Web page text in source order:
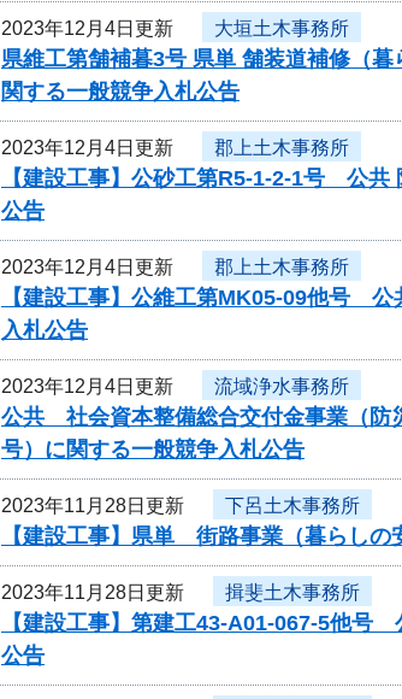
2023年12月4日更新 大垣土木事務所
県維工第舗補暮3号 県単 舗装道補修（
関する一般競争入札公告
2023年12月4日更新 郡上土木事務所
【建設工事】公砂工第R5-1-2-1号 公共
公告
2023年12月4日更新 郡上土木事務所
【建設工事】公維工第MK05-09他号
入札公告
2023年12月4日更新 流域浄水事務所
公共 社会資本整備総合交付金事業（防
号）に関する一般競争入札公告
2023年11月28日更新 下呂土木事務所
【建設工事】県単 街路事業（暮らしの
2023年11月28日更新 揖斐土木事務所
【建設工事】第建工43-A01-067-5他
公告